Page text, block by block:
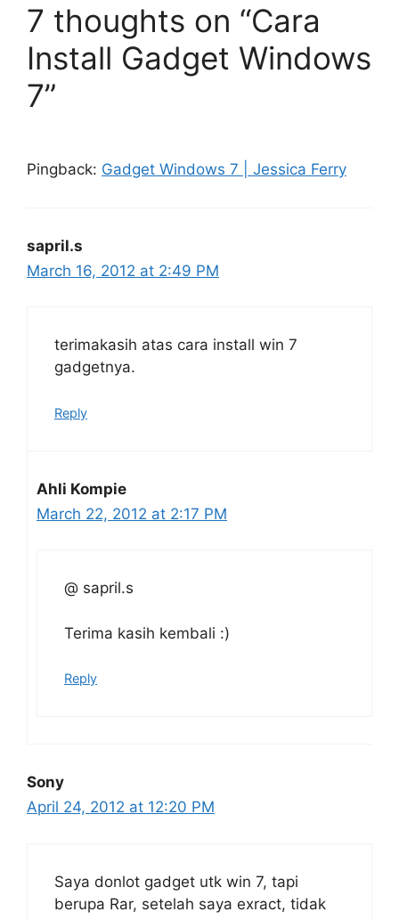
7 thoughts on “Cara
Install Gadget Windows
7”
Pingback: Gadget Windows 7 | Jessica Ferry
sapril.s
March 16, 2012 at 2:49 PM
terimakasih atas cara install win 7
gadgetnya.
Reply
Ahli Kompie
March 22, 2012 at 2:17 PM
@ sapril.s
Terima kasih kembali :)
Reply
Sony
April 24, 2012 at 12:20 PM
Saya donlot gadget utk win 7, tapi
berupa Rar, setelah saya exract, tidak